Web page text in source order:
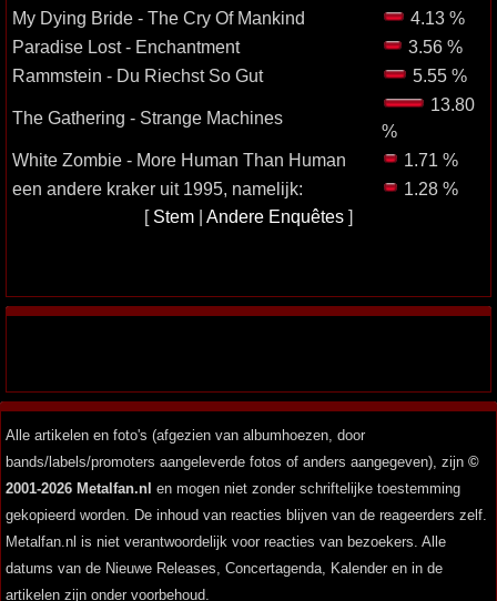
My Dying Bride - The Cry Of Mankind
4.13 %
Paradise Lost - Enchantment
3.56 %
Rammstein - Du Riechst So Gut
5.55 %
The Gathering - Strange Machines
13.80
%
White Zombie - More Human Than Human
1.71 %
een andere kraker uit 1995, namelijk:
1.28 %
[ Stem | Andere Enquêtes ]
Alle artikelen en foto's (afgezien van albumhoezen, door
bands/labels/promoters aangeleverde fotos of anders aangegeven), zijn ©
2001-2026 Metalfan.nl en mogen niet zonder schriftelijke toestemming
gekopieerd worden. De inhoud van reacties blijven van de reageerders zelf.
Metalfan.nl is niet verantwoordelijk voor reacties van bezoekers. Alle
datums van de Nieuwe Releases, Concertagenda, Kalender en in de
artikelen zijn onder voorbehoud.